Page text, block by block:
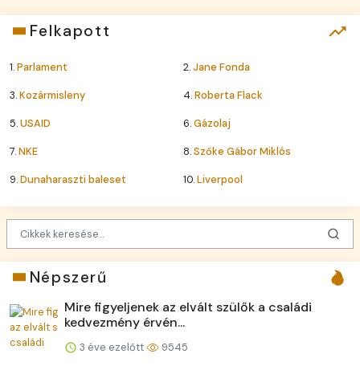
Felkapott
1.Parlament 2.Jane Fonda
3.Kozármisleny 4.Roberta Flack
5.USAID 6.Gázolaj
7.NKE 8.Szőke Gábor Miklós
9.Dunaharaszti baleset 10.Liverpool
Népszerű
Mire figyeljenek az elvált szülők a családi
kedvezmény érvén...
3 éve ezelőtt 9545